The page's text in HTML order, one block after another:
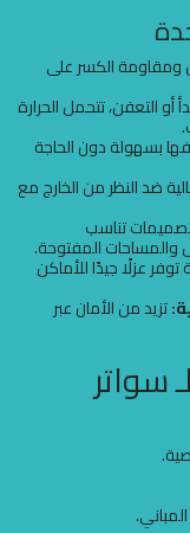
الكسر على
التعفن، تتحمل الحرارة
دون الحاجة
ضد النظر من الخارج مع
تناسب
المفتوحة.
عزلًا جيدًا للأماكن
تزيد من الأمان عبر